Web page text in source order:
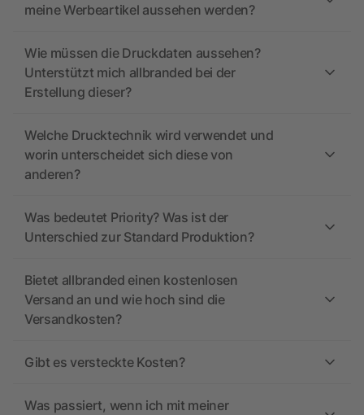
meine Werbeartikel aussehen werden?
Wie müssen die Druckdaten aussehen?
Unterstützt mich allbranded bei der
Erstellung dieser?
Welche Drucktechnik wird verwendet und
worin unterscheidet sich diese von
anderen?
Was bedeutet Priority? Was ist der
Unterschied zur Standard Produktion?
Bietet allbranded einen kostenlosen
Versand an und wie hoch sind die
Versandkosten?
Gibt es versteckte Kosten?
Was passiert, wenn ich mit meiner